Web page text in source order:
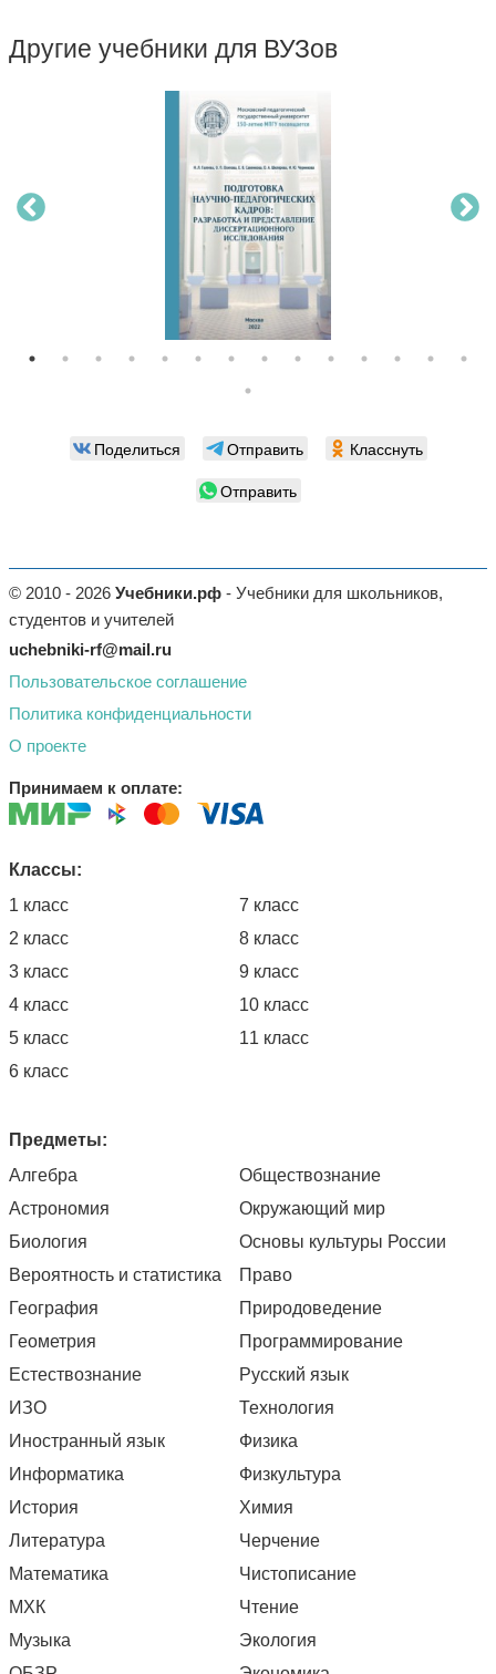
Другие учебники для ВУЗов
Поделиться Отправить
Класснуть
Отправить
© 2010 - 2026 Учебники.рф - Учебники для школьников,
студентов и учителей
uchebniki-rf@mail.ru
Пользовательское соглашение
Политика конфиденциальности
О проекте
Принимаем к оплате:
Классы:
1 класс
2 класс
3 класс
4 класс
5 класс
6 класс
7 класс
8 класс
9 класс
10 класс
11 класс
Предметы:
Алгебра
Астрономия
Биология
Вероятность и статистика
География
Геометрия
Естествознание
ИЗО
Иностранный язык
Информатика
История
Литература
Математика
МХК
Музыка
Обществознание
Окружающий мир
Основы культуры России
Право
Природоведение
Программирование
Русский язык
Технология
Физика
Физкультура
Химия
Черчение
Чистописание
Чтение
Экология